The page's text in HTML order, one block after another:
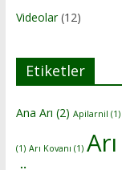
Videolar(12)
Etiketler
Ana Arı (2) Apilarnil (1)
(1) Arı Kovanı (1)